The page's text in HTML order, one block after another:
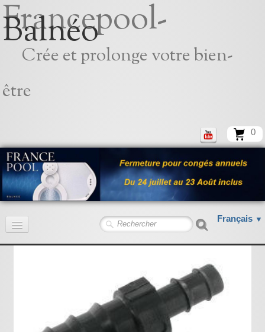
Francepool-
Balnéo
Crée et prolonge votre bien-
être
0
Français ▼
Accueil
Kits baignoires